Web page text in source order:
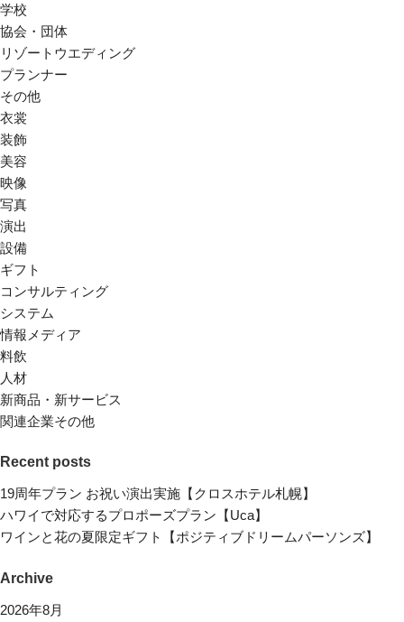
学校
協会・団体
リゾートウエディング
プランナー
その他
衣裳
装飾
美容
映像
写真
演出
設備
ギフト
コンサルティング
システム
情報メディア
料飲
人材
新商品・新サービス
関連企業その他
Recent posts
19周年プラン お祝い演出実施【クロスホテル札幌】
ハワイで対応するプロポーズプラン【Uca】
ワインと花の夏限定ギフト【ポジティブドリームパーソンズ】
Archive
2026年8月